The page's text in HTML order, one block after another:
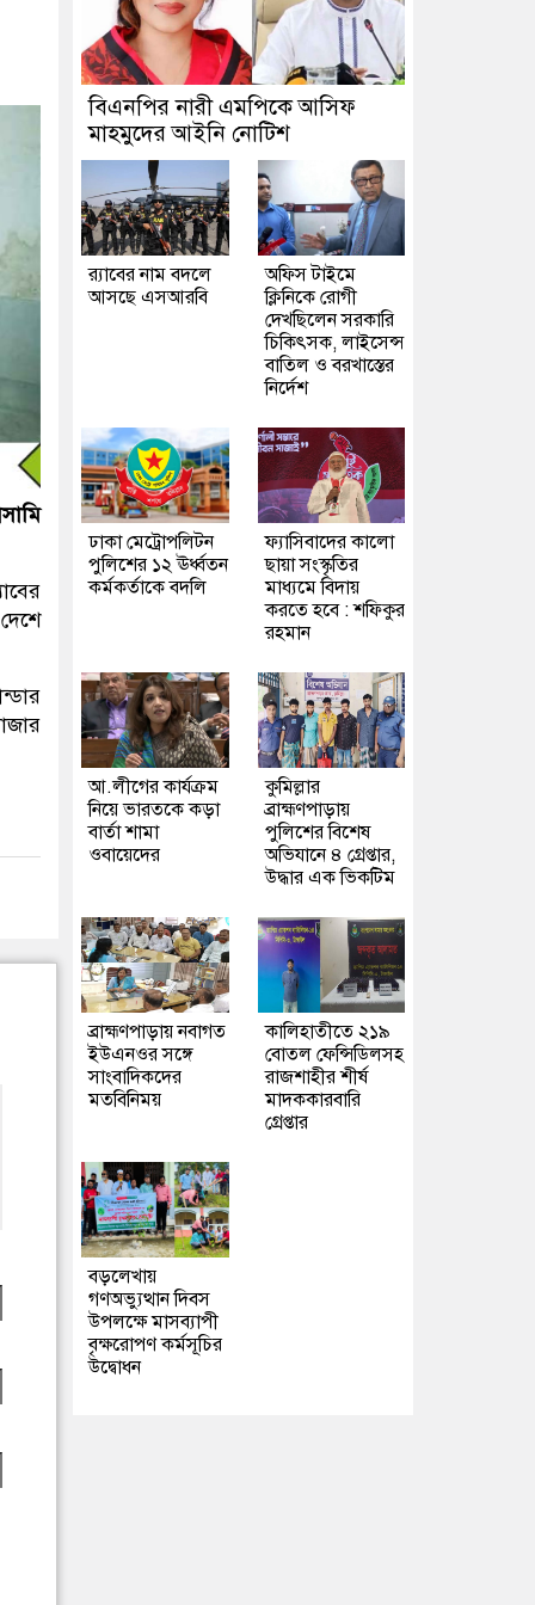
বিএনপির নারী এমপিকে আসিফ
মাহমুদের আইনি নোটিশ
র‍্যাবের নাম বদলে
আসছে এসআরবি
অফিস টাইমে
ক্লিনিকে রোগী
দেখছিলেন সরকারি
চিকিৎসক, লাইসেন্স
বাতিল ও বরখাস্তের
নির্দেশ
ঢাকা মেট্রোপলিটন
পুলিশের ১২ ঊর্ধ্বতন
কর্মকর্তাকে বদলি
ফ্যাসিবাদের কালো
ছায়া সংস্কৃতির
মাধ্যমে বিদায়
করতে হবে : শফিকুর
রহমান
আ.লীগের কার্যক্রম
নিয়ে ভারতকে কড়া
বার্তা শামা
ওবায়েদের
কুমিল্লার
ব্রাহ্মণপাড়ায়
পুলিশের বিশেষ
অভিযানে ৪ গ্রেপ্তার,
উদ্ধার এক ভিকটিম
ব্রাহ্মণপাড়ায় নবাগত
ইউএনওর সঙ্গে
সাংবাদিকদের
মতবিনিময়
কালিহাতীতে ২১৯
বোতল ফেন্সিডিলসহ
রাজশাহীর শীর্ষ
মাদককারবারি
গ্রেপ্তার
বড়লেখায়
গণঅভ্যুত্থান দিবস
উপলক্ষে মাসব্যাপী
বৃক্ষরোপণ কর্মসূচির
উদ্বোধন